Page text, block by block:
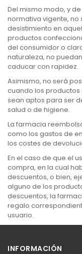
Del mismo modo, y
normativa vigente,
desistimiento en
productos
del consumidor o
naturaleza, no
caducar con rapidez.
Asimismo, no será
cuando los
sean aptos para ser
salud o de higiene.
La farmacia
como los gastos de
los costes de
En el caso de que el
compra, en la cual
descuentos, o bien,
alguno de los
descuentos, la
regalo
usuario.
INFORMACIÓN